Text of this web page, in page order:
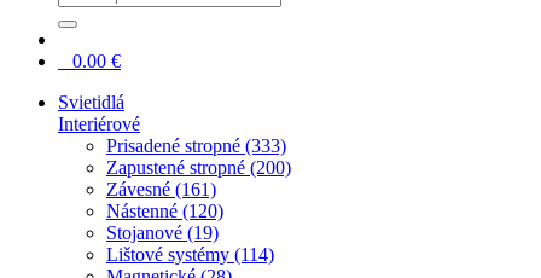
0.00 €
Svietidlá
Interiérové
Prisadené stropné (333)
Zapustené stropné (200)
Závesné (161)
Nástenné (120)
Stojanové (19)
Lištové systémy (114)